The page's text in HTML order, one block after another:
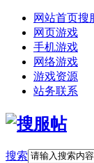
网站首页搜
网页游戏
手机游戏
网络游戏
游戏资源
站务联系
搜索